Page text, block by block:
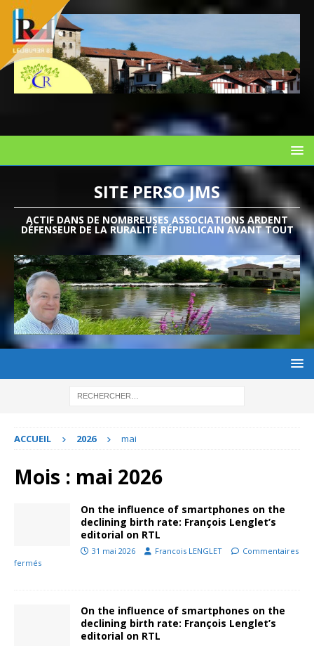
SITE PERSO JMS
ACTIF DANS DE NOMBREUSES ASSOCIATIONS ARDENT
DÉFENSEUR DE LA RURALITÉ RÉPUBLICAIN AVANT TOUT
ACCUEIL 2026 mai
Mois : mai 2026
On the influence of smartphones on the
declining birth rate: François Lenglet’s
editorial on RTL
31 mai 2026 Francois LENGLET
Commentaires
fermés
On the influence of smartphones on the
declining birth rate: François Lenglet’s
editorial on RTL